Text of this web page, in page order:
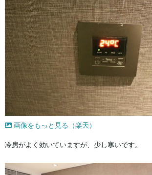
画像をもっと見る（楽天）
冷房がよく効いていますが、少し寒いです。